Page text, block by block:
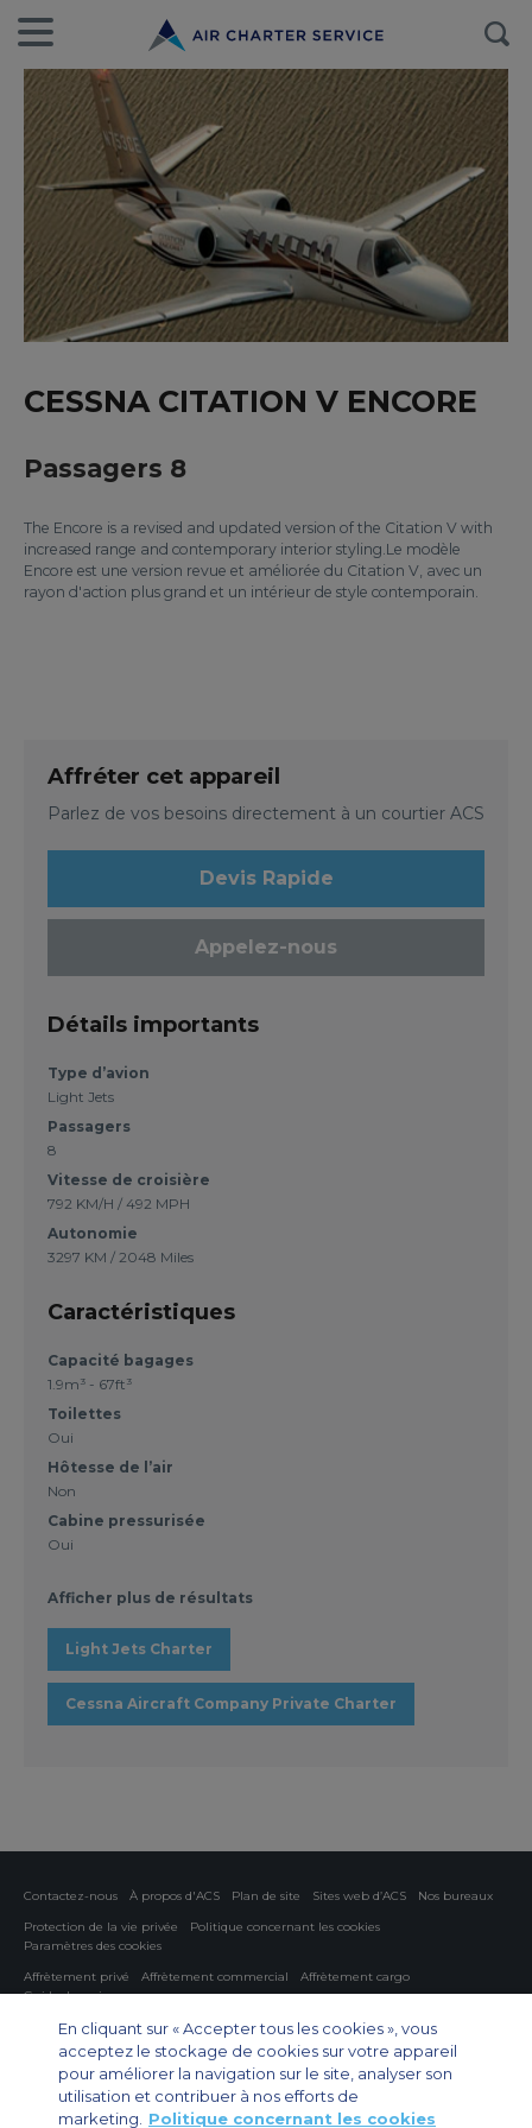
CESSNA CITATION V ENCORE
Passagers 8
The Encore is a revised and updated version of the Citation V with
increased range and contemporary interior styling.Le modèle
Encore est une version revue et améliorée du Citation V, avec un
rayon d'action plus grand et un intérieur de style contemporain.
Affréter cet appareil
Parlez de vos besoins directement à un courtier ACS
Devis Rapide
Appelez-nous
Détails importants
Type d’avion
Light Jets
Passagers
8
Vitesse de croisière
792 KM/H / 492 MPH
Autonomie
3297 KM / 2048 Miles
Caractéristiques
Capacité bagages
1.9m³ - 67ft³
Toilettes
Oui
Hôtesse de l’air
Non
Cabine pressurisée
Oui
Afficher plus de résultats
Light Jets Charter
Cessna Aircraft Company Private Charter
Contactez-nous À propos d'ACS Plan de site Sites web d’ACS
Nos bureaux
Protection de la vie privée
Politique concernant les cookies
Paramètres des cookies
Affrètement privé
Affrètement commercial
Affrètement cargo
Guide des avions
Private Charter App
En cliquant sur « Accepter tous les cookies », vous
acceptez le stockage de cookies sur votre appareil
pour améliorer la navigation sur le site, analyser son
utilisation et contribuer à nos efforts de
marketing.
Politique concernant les cookies